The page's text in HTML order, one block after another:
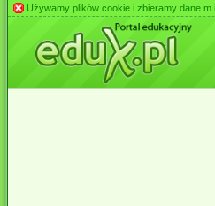
Używamy plików cookie i zbieramy dane